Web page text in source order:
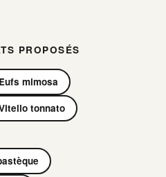
PROPOSÉS
mimosa
tonnato